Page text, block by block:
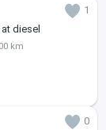
1
diesel
km
0